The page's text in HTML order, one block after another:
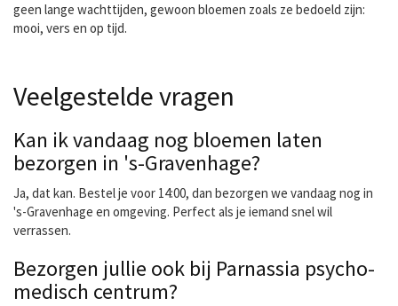
geen lange wachttijden, gewoon bloemen zoals ze bedoeld zijn:
mooi, vers en op tijd.
Veelgestelde vragen
Kan ik vandaag nog bloemen laten
bezorgen in 's-Gravenhage?
Ja, dat kan. Bestel je voor 14:00, dan bezorgen we vandaag nog in
's-Gravenhage en omgeving. Perfect als je iemand snel wil
verrassen.
Bezorgen jullie ook bij Parnassia psycho-
medisch centrum?